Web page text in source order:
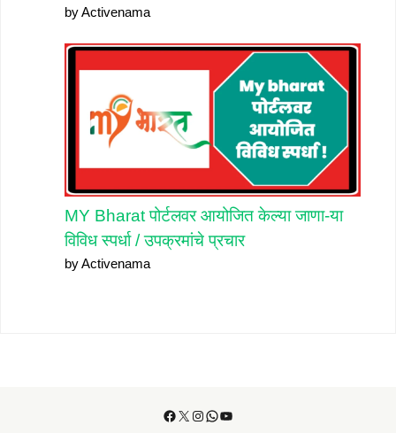
by Activenama
MY Bharat पोर्टलवर आयोजित केल्या जाणा-या
विविध स्पर्धा / उपक्रमांचे प्रचार
by Activenama
Facebook
X Instagram
WhatsApp
YouTube